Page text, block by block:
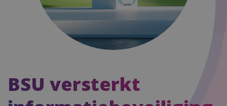
BSU versterkt